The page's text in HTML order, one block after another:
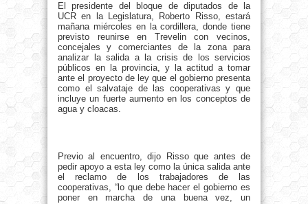
El presidente del bloque de diputados de la
UCR en la Legislatura, Roberto Risso, estará
mañana miércoles en la cordillera, donde tiene
previsto reunirse en Trevelin con vecinos,
concejales y comerciantes de la zona para
analizar la salida a la crisis de los servicios
públicos en la provincia, y la actitud a tomar
ante el proyecto de ley que el gobierno presenta
como el salvataje de las cooperativas y que
incluye un fuerte aumento en los conceptos de
agua y cloacas.
Previo al encuentro, dijo Risso que antes de
pedir apoyo a esta ley como la única salida ante
el reclamo de los trabajadores de las
cooperativas, “lo que debe hacer el gobierno es
poner en marcha de una buena vez, un